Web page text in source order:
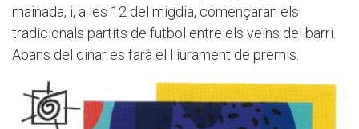
mainada, i, a les 12 del migdia, començaran els
tradicionals partits de futbol entre els veïns del barri.
Abans del dinar es farà el lliurament de premis.